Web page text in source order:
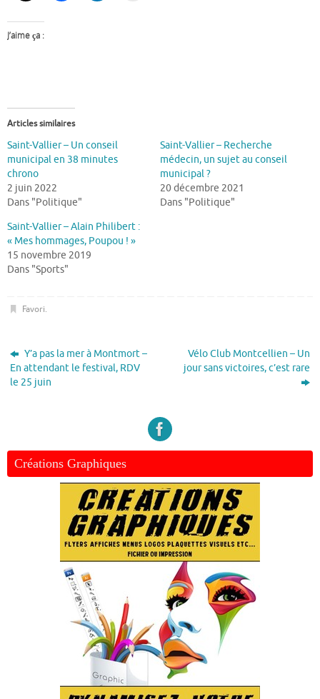
J’aime ça :
Articles similaires
Saint-Vallier – Un conseil
municipal en 38 minutes
chrono
2 juin 2022
Dans "Politique"
Saint-Vallier – Recherche
médecin, un sujet au conseil
municipal ?
20 décembre 2021
Dans "Politique"
Saint-Vallier – Alain Philibert :
« Mes hommages, Poupou ! »
15 novembre 2019
Dans "Sports"
Favori.
Y’a pas la mer à Montmort –
En attendant le festival, RDV
le 25 juin
Vélo Club Montcellien – Un
jour sans victoires, c’est rare
Créations Graphiques